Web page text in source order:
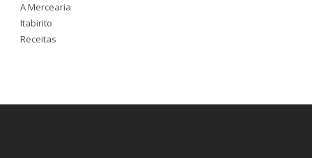
A Mercearia
Itabirito
Receitas